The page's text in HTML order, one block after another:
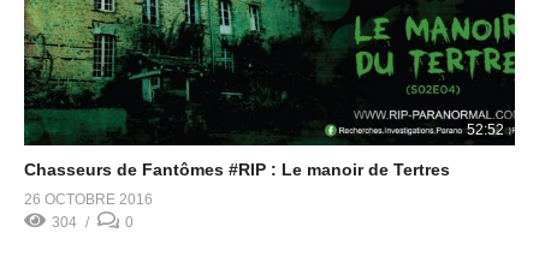
52:52
Chasseurs de Fantômes #RIP : Le manoir de Tertres
26 OCTOBRE 2016
304
0